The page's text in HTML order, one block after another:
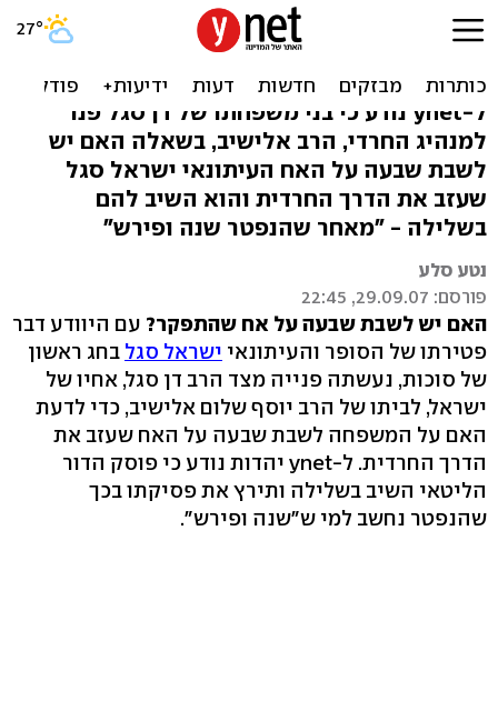
הרב אלישיב למשפחת סגל:
לא לשבת שבעה
ל-ynet נודע כי בני משפחתו של דן סגל פנו
למנהיג החרדי, הרב אלישיב, בשאלה האם יש
לשבת שבעה על האח העיתונאי ישראל סגל
שעזב את הדרך החרדית והוא השיב להם
בשלילה - "מאחר שהנפטר שנה ופירש"
נטע סלע
פורסם: 29.09.07, 22:45
האם יש לשבת שבעה על אח שהתפקר? עם היוודע דבר
פטירתו של הסופר והעיתונאי ישראל סגל בחג ראשון
של סוכות, נעשתה פנייה מצד הרב דן סגל, אחיו של
ישראל, לביתו של הרב יוסף שלום אלישיב, כדי לדעת
האם על המשפחה לשבת שבעה על האח שעזב את
הדרך החרדית. ל-ynet יהדות נודע כי פוסק הדור
הליטאי השיב בשלילה ותירץ את פסיקתו בכך
שהנפטר נחשב למי ש"שנה ופירש".